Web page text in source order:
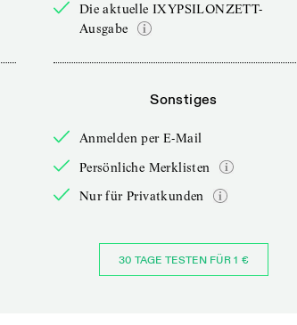
Die aktuelle IXYPSILONZETT-
Ausgabe
Sonstiges
Anmelden per E-Mail
Persönliche Merklisten
Nur für Privatkunden
30 TAGE TESTEN FÜR 1 €